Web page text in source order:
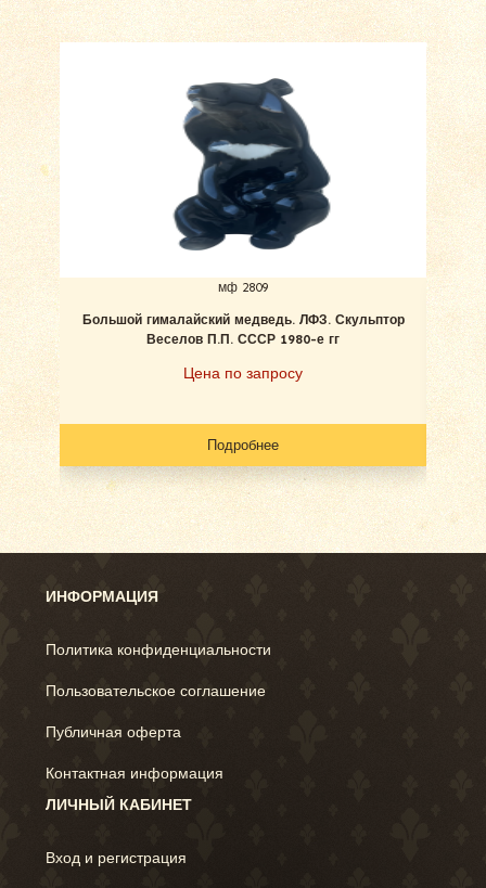
мф 2809
Большой гималайский медведь. ЛФЗ. Скульптор
Веселов П.П. СССР 1980-е гг
Цена по запросу
Подробнее
ИНФОРМАЦИЯ
Политика конфиденциальности
Пользовательское соглашение
Публичная оферта
Контактная информация
ЛИЧНЫЙ КАБИНЕТ
Вход и регистрация